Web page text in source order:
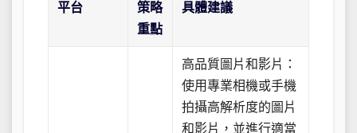
平台
策略
重點
具體建議
高品質圖片和影片：
使用專業相機或手機
拍攝高解析度的圖片
和影片，並進行適當